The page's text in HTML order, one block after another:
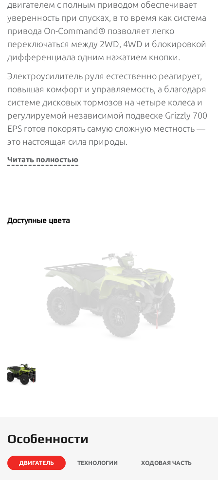
двигателем с полным приводом обеспечивает
уверенность при спусках, в то время как система
привода On-Command® позволяет легко
переключаться между 2WD, 4WD и блокировкой
дифференциала одним нажатием кнопки.
Электроусилитель руля естественно реагирует,
повышая комфорт и управляемость, а благодаря
системе дисковых тормозов на четыре колеса и
регулируемой независимой подвеске Grizzly 700
EPS готов покорять самую сложную местность —
это настоящая сила природы.
Читать полностью
Доступные цвета
Особенности
ДВИГАТЕЛЬ ТЕХНОЛОГИИ ХОДОВАЯ ЧАСТЬ